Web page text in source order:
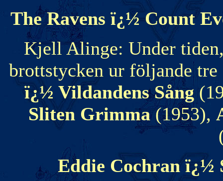
The Ravens ï¿½ Count
Kjell Alinge: Under
brottstycken ur följande
ï¿½ Vildandens Sång
Sliten Grimma(1953),
Eddie Cochran ï¿½